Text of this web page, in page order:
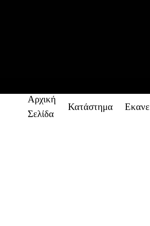
Αρχική
Σελίδα
Κατάστημα Εκανε